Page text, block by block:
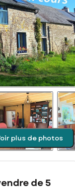
plus de photos
de 5